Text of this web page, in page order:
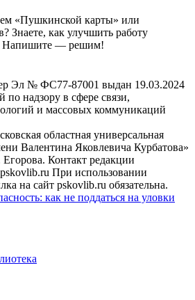
«Пушкинской карты» или
Знаете, как улучшить работу
Напишите — решим!
Эл № ФС77-87001 выдан 19.03.2024
по надзору в сфере связи,
и массовых коммуникаций
областная универсальная
Валентина Яковлевича Курбатова»
Контакт редакции
При использовании
на сайт pskovlib.ru обязательна.
как не поддаться на уловки